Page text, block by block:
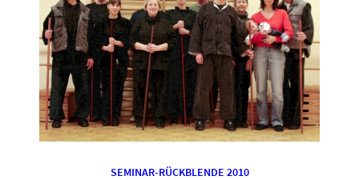
SEMINAR-RÜCKBLENDE 2010